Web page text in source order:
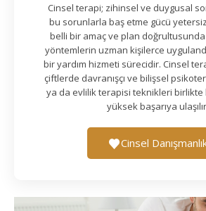
Cinsel terapi; zihinsel ve duygusal
bu sorunlarla baş etme gücü
belli bir amaç ve plan
yöntemlerin uzman kişilerce
bir yardım hizmeti sürecidir. Cinsel
çiftlerde davranışçı ve bilişsel
ya da evlilik terapisi teknikleri birlikte
yüksek başarıya
Cinsel